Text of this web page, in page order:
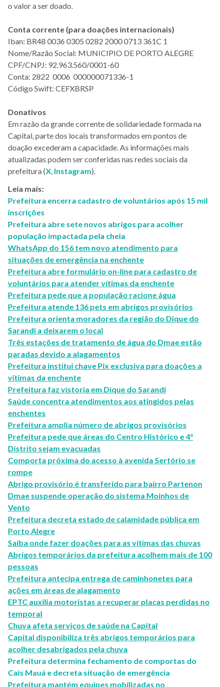
o valor a ser doado.
Conta corrente (para doações internacionais)
Iban: BR48 0036 0305 0282 2000 0713 361C 1
Nome/Razão Social: MUNICIPIO DE PORTO ALEGRE
CPF/CNPJ: 92.963.560/0001-60
Conta: 2822 0006 000000071336-1
Código Swift: CEFXBRSP
Donativos
Em razão da grande corrente de solidariedade formada na
Capital, parte dos locais transformados em pontos de
doação excederam a capacidade. As informações mais
atualizadas podem ser conferidas nas redes sociais da
prefeitura (X Instagram).
Leia mais:
Prefeitura encerra cadastro de voluntários após 15 mil
inscrições
Prefeitura abre sete novos abrigos para acolher
população impactada pela cheia
WhatsApp do 156 tem novo atendimento para
situações de emergência na enchente
Prefeitura abre formulário on-line para cadastro de
voluntários para atender vítimas da enchente
Prefeitura pede que a população racione água
Prefeitura atende 136 pets em abrigos provisórios
Prefeitura orienta moradores da região do Dique do
Sarandi a deixarem o local
Três estações de tratamento de água do Dmae estão
paradas devido a alagamentos
Prefeitura institui chave Pix exclusiva para doações a
vítimas da enchente
Prefeitura faz vistoria em Dique do Sarandi
Saúde concentra atendimentos aos atingidos pelas
enchentes
Prefeitura amplia número de abrigos provisórios
Prefeitura pede que áreas do Centro Histórico e 4°
Distrito sejam evacuadas
Comporta próxima do acesso à avenida Sertório se
rompe
Abrigo provisório é transferido para bairro Partenon
Dmae suspende operação do sistema Moinhos de
Vento
Prefeitura decreta estado de calamidade pública em
Porto Alegre
Saiba onde fazer doações para as vítimas das chuvas
Abrigos temporários da prefeitura acolhem mais de 100
pessoas
Prefeitura antecipa entrega de caminhonetes para
ações em áreas de alagamento
EPTC auxilia motoristas a recuperar placas perdidas no
temporal
Chuva afeta serviços de saúde na Capital
Capital disponibiliza três abrigos temporários para
acolher desabrigados pela chuva
Prefeitura determina fechamento de comportas do
Cais Mauá e decreta situação de emergência
Prefeitura mantém equipes mobilizadas no